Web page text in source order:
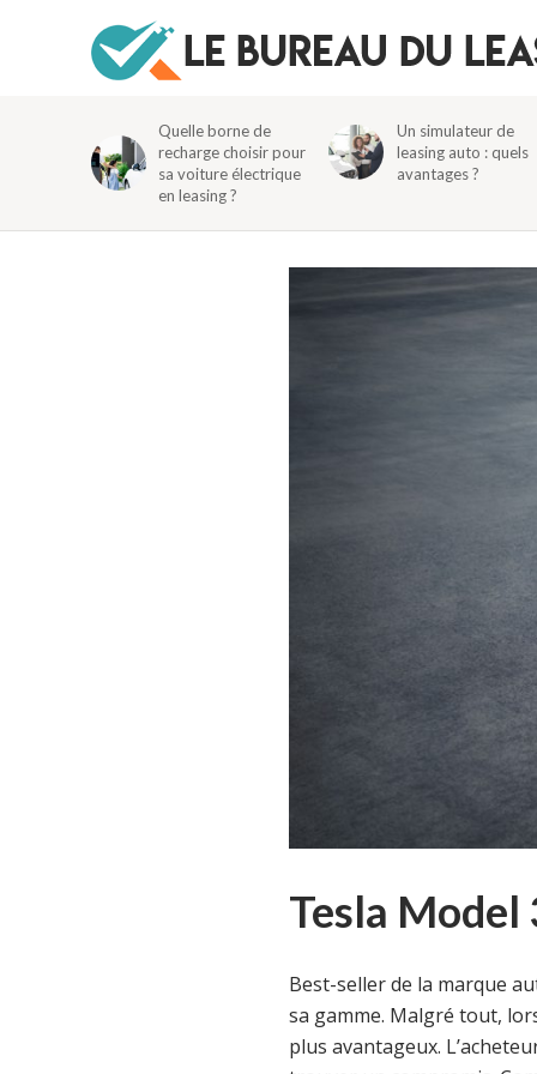
Quelle borne de
recharge choisir pour
sa voiture électrique
en leasing ?
Un simulateur de
leasing auto : quels
avantages ?
Tesla Model
Best-seller de la marque
sa gamme. Malgré tout,
plus avantageux.